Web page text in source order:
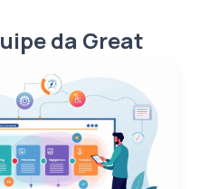
da Great